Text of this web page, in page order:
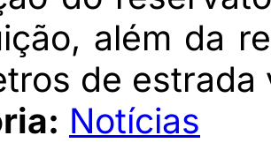
além da
de estrada
Notícias